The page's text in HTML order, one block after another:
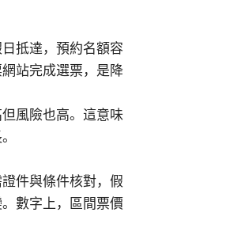
抵達，預約名額容
站完成選票，是降
風險也高。這意味
件與條件核對，假
數字上，區間票價